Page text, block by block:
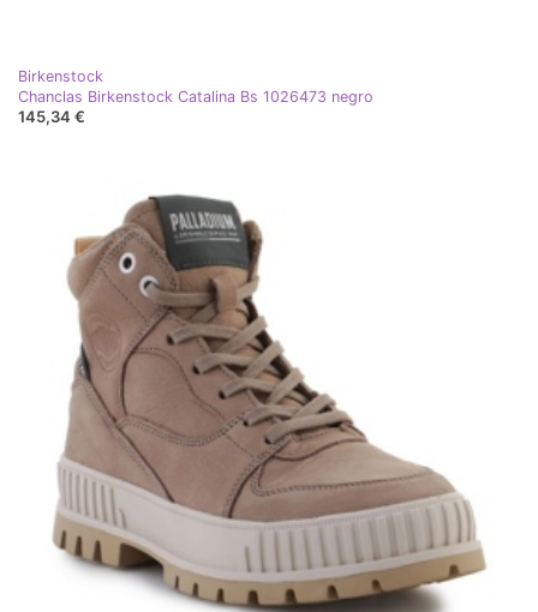
Birkenstock
Chanclas Birkenstock Catalina Bs 1026473 negro
145,34 €